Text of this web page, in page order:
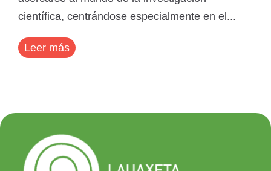
científica, centrándose especialmente en el...
Leer más